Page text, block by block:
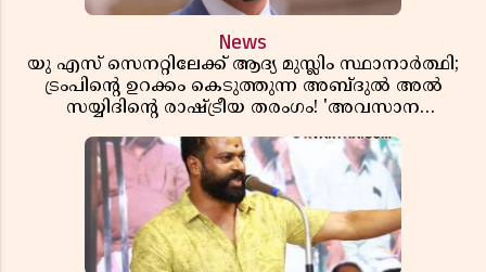
News
യു എസ് സെനറ്റിലേക്ക് ആദ്യ മുസ്ലിം സ്ഥാനാർത്ഥി;
ട്രംപിന്റെ ഉറക്കം കെടുത്തുന്ന അബ്ദുൽ അൽ
സയ്യിദിന്റെ രാഷ്ട്രീയ തരംഗം! 'അവസാന